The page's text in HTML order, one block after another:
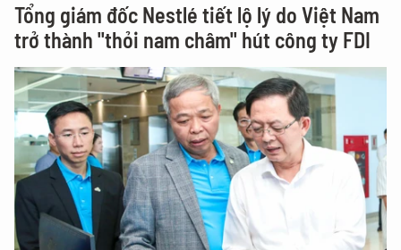
Tổng giám đốc Nestlé tiết lộ lý do Việt Nam
trở thành "thỏi nam châm" hút công ty FDI